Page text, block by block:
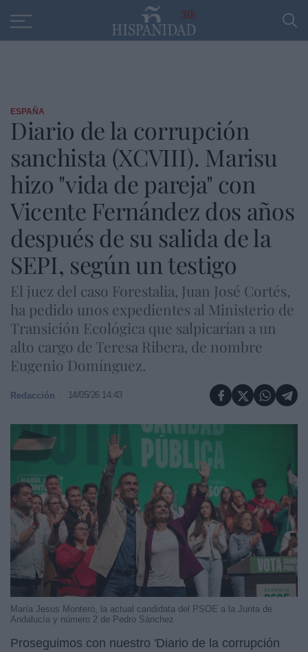
30
ESPAÑA
Diario de la corrupción
sanchista (XCVIII). Marisu
hizo "vida de pareja" con
Vicente Fernández dos años
después de su salida de la
SEPI, según un testigo
El juez del caso Forestalia, Juan José Cortés,
ha pedido unos expedientes al Ministerio de
Transición Ecológica que salpicarían a un
alto cargo de Teresa Ribera, de nombre
Eugenio Domínguez.
Redacción 14/05/26 14:43
María Jesus Montero, la actual candidata del PSOE a la Junta de
Andalucía y número 2 de Pedro Sánchez
Proseguimos con nuestro 'Diario de la corrupción